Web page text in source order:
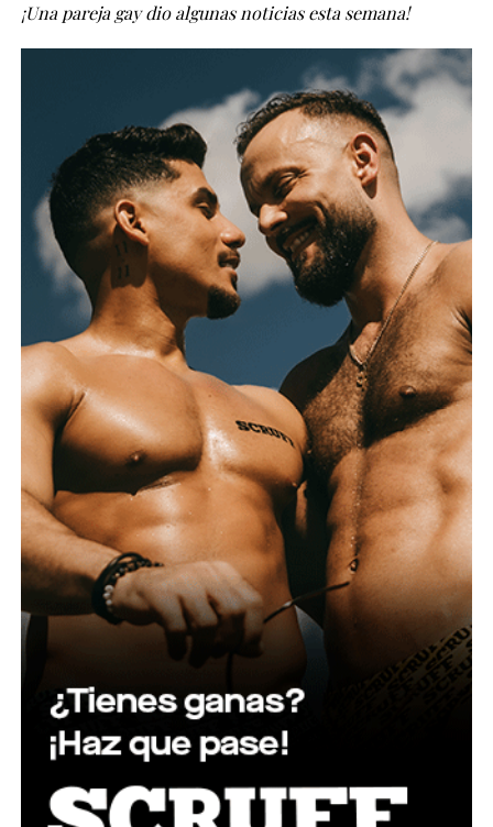
¡Una pareja gay dio algunas noticias esta semana!